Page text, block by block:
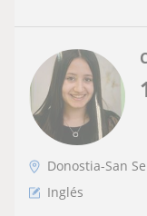
Donostia-San
Inglés